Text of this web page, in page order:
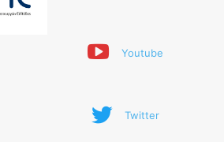
Youtube
Twitter